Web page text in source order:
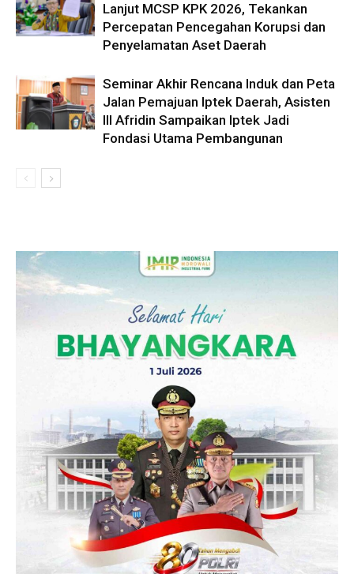
Lanjut MCSP KPK 2026, Tekankan
Percepatan Pencegahan Korupsi dan
Penyelamatan Aset Daerah
Seminar Akhir Rencana Induk dan Peta
Jalan Pemajuan Iptek Daerah, Asisten
III Afridin Sampaikan Iptek Jadi
Fondasi Utama Pembangunan